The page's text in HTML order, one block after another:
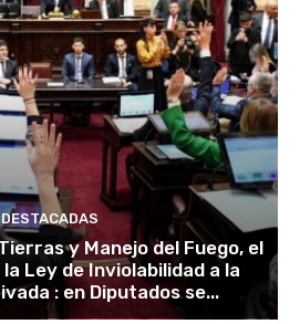
DESTACADAS
y Manejo del Fuego, el
Ley de Inviolabilidad a la
: en Diputados se...